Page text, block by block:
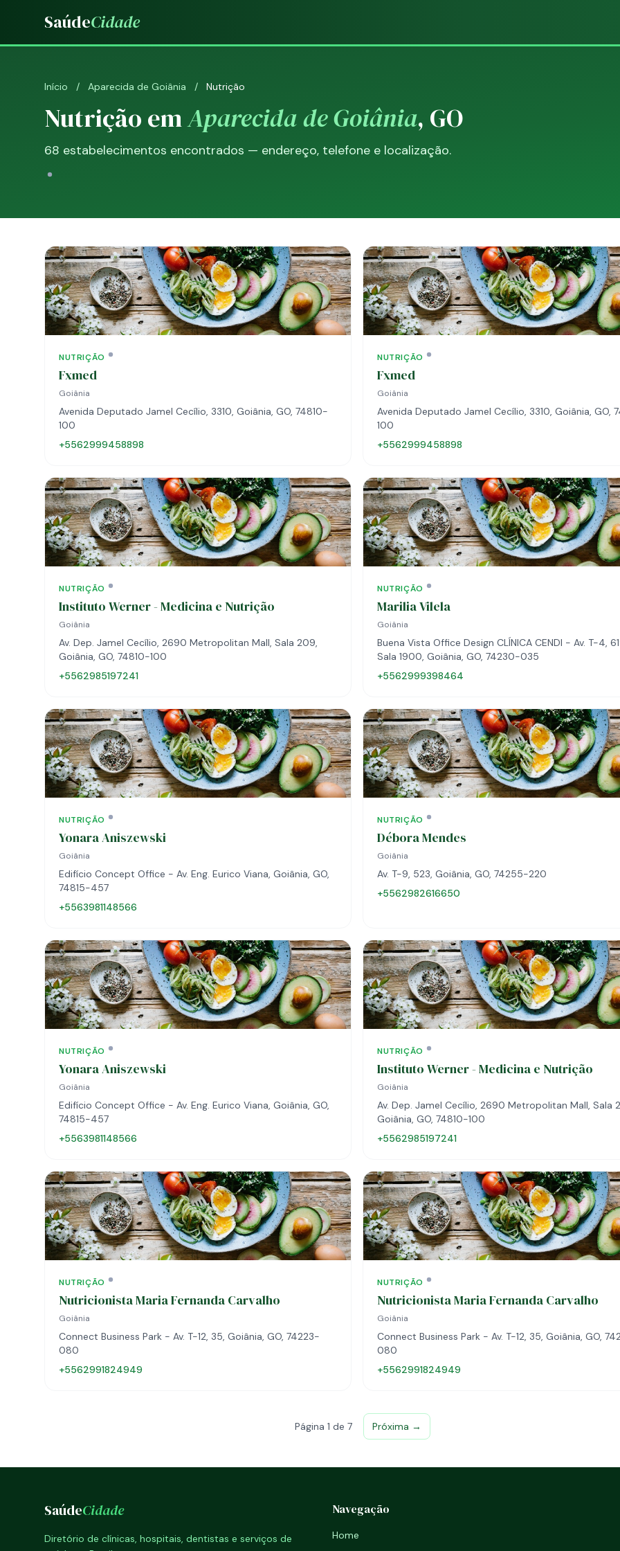
SaúdeCidade
Início / Aparecida de Goiânia / Nutrição
Nutrição emAparecida de Goiânia, GO
68 estabelecimentos encontrados — endereço, telefone e localização.
NUTRIÇÃO
Fxmed
Goiânia
Avenida Deputado Jamel Cecílio, 3310, Goiânia, GO, 74810-
100
+5562999458898
NUTRIÇÃO
Fxmed
Goiânia
Avenida Deputado Jamel Cecílio, 3310, Goiânia, GO,
100
+5562999458898
NUTRIÇÃO
Instituto Werner - Medicina e Nutrição
Goiânia
Av. Dep. Jamel Cecílio, 2690 Metropolitan Mall, Sala 209,
Goiânia, GO, 74810-100
+5562985197241
NUTRIÇÃO
Marilia Vilela
Goiânia
Buena Vista Office Design CLÍNICA CENDI - Av. T-4,
Sala 1900, Goiânia, GO, 74230-035
+5562999398464
NUTRIÇÃO
Yonara Aniszewski
Goiânia
Edifício Concept Office - Av. Eng. Eurico Viana, Goiânia, GO,
74815-457
+5563981148566
NUTRIÇÃO
Débora Mendes
Goiânia
Av. T-9, 523, Goiânia, GO, 74255-220
+5562982616650
NUTRIÇÃO
Yonara Aniszewski
Goiânia
Edifício Concept Office - Av. Eng. Eurico Viana, Goiânia, GO,
74815-457
+5563981148566
NUTRIÇÃO
Instituto Werner - Medicina e Nutrição
Goiânia
Av. Dep. Jamel Cecílio, 2690 Metropolitan Mall, Sala
Goiânia, GO, 74810-100
+5562985197241
NUTRIÇÃO
Nutricionista Maria Fernanda Carvalho
Goiânia
Connect Business Park - Av. T-12, 35, Goiânia, GO, 74223-
080
+5562991824949
NUTRIÇÃO
Nutricionista Maria Fernanda Carvalho
Goiânia
Connect Business Park - Av. T-12, 35, Goiânia, GO,
080
+5562991824949
Página 1 de 7 Próxima →
SaúdeCidade
Diretório de clínicas, hospitais, dentistas e serviços de
Navegação
Home